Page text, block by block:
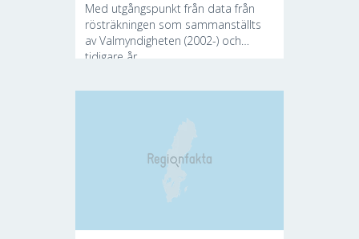
Med utgångspunkt från data från
rösträkningen som sammanställts
av Valmyndigheten (2002-) och
tidigare år...